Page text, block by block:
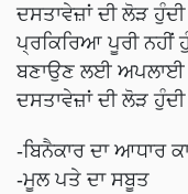
ਦਸਤਾਵੇਜ਼ਾਂ ਦੀ ਲੋੜ
ਪ੍ਰਕਿਰਿਆ ਪੂਰੀ ਨਹੀਂ
ਬਣਾਉਣ ਲਈ ਅਪਲਾਈ
ਦਸਤਾਵੇਜ਼ਾਂ ਦੀ ਲੋੜ
-ਬਿਨੈਕਾਰ ਦਾ ਆਧਾਰ
-ਮੂਲ ਪਤੇ ਦਾ ਸਬੂਤ